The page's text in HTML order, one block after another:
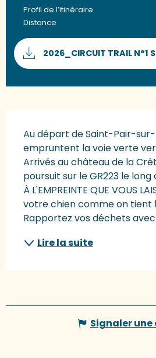
Profil de l’itinéraire
Distance
Documentation
2026_CIRCUIT TRAIL N°1
Au départ de Saint-Pair-
empruntent la voie verte
Arrivés au château de la
poursuit sur le GR223 le long
À L'EMPREINTE QUE VOUS
votre chien comme on tient
Rapportez vos déchets
Lire la suite
Signaler une